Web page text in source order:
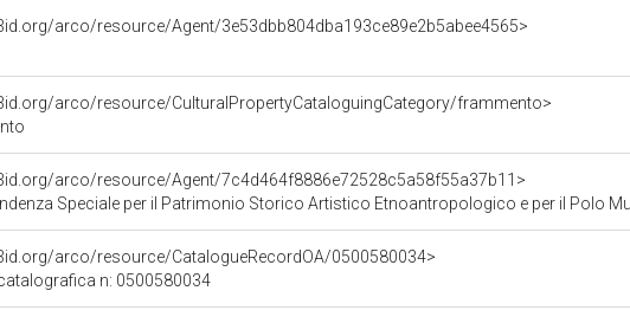
arco/resource/Agent/3e53dbb804dba193ce89e2b5abee4565>
arco/resource/CulturalPropertyCataloguingCategory/frammento>
arco/resource/Agent/7c4d464f8886e72528c5a58f55a37b11>
Speciale per il Patrimonio Storico Artistico Etnoantropologico e per il Polo
arco/resource/CatalogueRecordOA/0500580034>
n: 0500580034